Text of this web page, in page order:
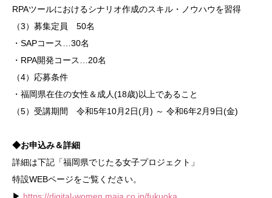
RPAツールにおけるシナリオ作成のスキル・ノウハウを習得
（3）募集定員 50名
・SAPコース…30名
・RPA開発コース…20名
（4）応募条件
・福岡県在住の女性＆成人(18歳)以上であること
（5）受講期間 令和5年10月2日(月) ～ 令和6年2月9日(金)
◆お申込み＆詳細
詳細は下記「福岡県でじたる女子プロジェクト」
特設WEBページをご覧ください。
▶ https://digital-women.maia.co.jp/fukuoka